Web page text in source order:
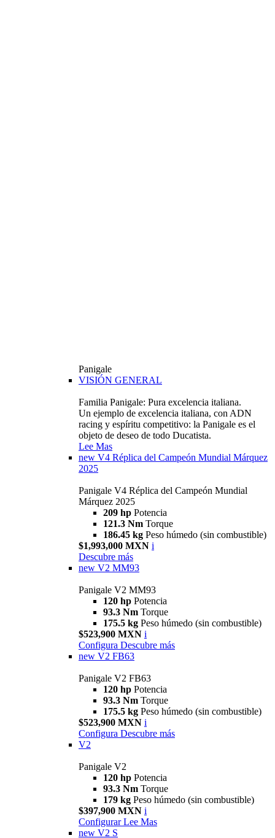
Panigale
VISIÓN GENERAL
Familia Panigale: Pura excelencia italiana.
Un ejemplo de excelencia italiana, con ADN
racing y espíritu competitivo: la Panigale es el
objeto de deseo de todo Ducatista.
Lee Mas
new V4 Réplica del Campeón Mundial Márquez
2025
Panigale V4 Réplica del Campeón Mundial
Márquez 2025
209 hp Potencia
121.3 Nm Torque
186.45 kg Peso húmedo (sin combustible)
$1,993,000 MXN i
Descubre más
new V2 MM93
Panigale V2 MM93
120 hp Potencia
93.3 Nm Torque
175.5 kg Peso húmedo (sin combustible)
$523,900 MXN i
Configura Descubre más
new V2 FB63
Panigale V2 FB63
120 hp Potencia
93.3 Nm Torque
175.5 kg Peso húmedo (sin combustible)
$523,900 MXN i
Configura Descubre más
V2
Panigale V2
120 hp Potencia
93.3 Nm Torque
179 kg Peso húmedo (sin combustible)
$397,900 MXN i
Configurar Lee Mas
new V2 S